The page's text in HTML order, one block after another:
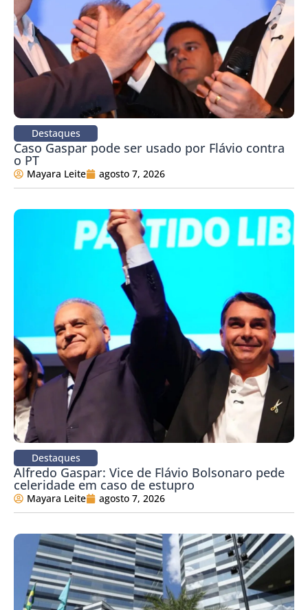
Destaques
Caso Gaspar pode ser usado por Flávio contra
o PT
Mayara Leite agosto 7, 2026
Destaques
Alfredo Gaspar: Vice de Flávio Bolsonaro pede
celeridade em caso de estupro
Mayara Leite agosto 7, 2026